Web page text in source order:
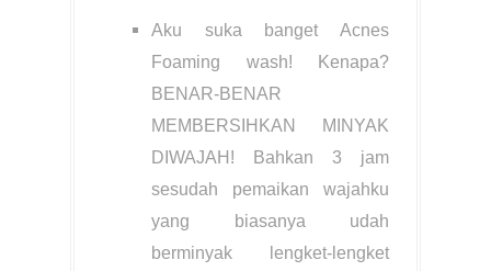
Aku suka banget Acnes
Foaming wash! Kenapa?
BENAR-BENAR
MEMBERSIHKAN MINYAK
DIWAJAH! Bahkan 3 jam
sesudah pemaikan wajahku
yang biasanya udah
berminyak lengket-lengket